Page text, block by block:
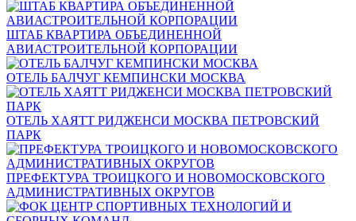
ШТАБ КВАРТИРА ОБЪЕДИНЕННОЙ
АВИАСТРОИТЕЛЬНОЙ КОРПОРАЦИИ
ОТЕЛЬ БАЛЧУГ КЕМПИНСКИ МОСКВА
ОТЕЛЬ ХАЯТТ РИДЖЕНСИ МОСКВА ПЕТРОВСКИЙ
ПАРК
ПРЕФЕКТУРА ТРОИЦКОГО И НОВОМОСКОВСКОГО
АДМИНИСТРАТИВНЫХ ОКРУГОВ